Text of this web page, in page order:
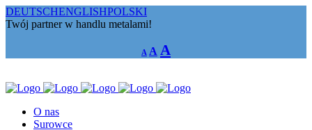
DEUTSCHENGLISHPOLSKI
Twój partner w handlu metalami!
A
Decrease
font
A Reset
font
A
size.
O nas
Surowce